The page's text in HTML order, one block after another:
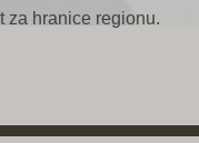
za hranice regionu.